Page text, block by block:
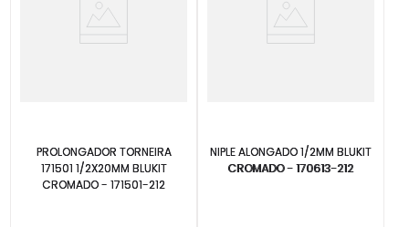
PROLONGADOR TORNEIRA
171501 1/2X20MM BLUKIT
CROMADO - 171501-212
NIPLE ALONGADO 1/2MM BLUKIT
CROMADO - 170613-212